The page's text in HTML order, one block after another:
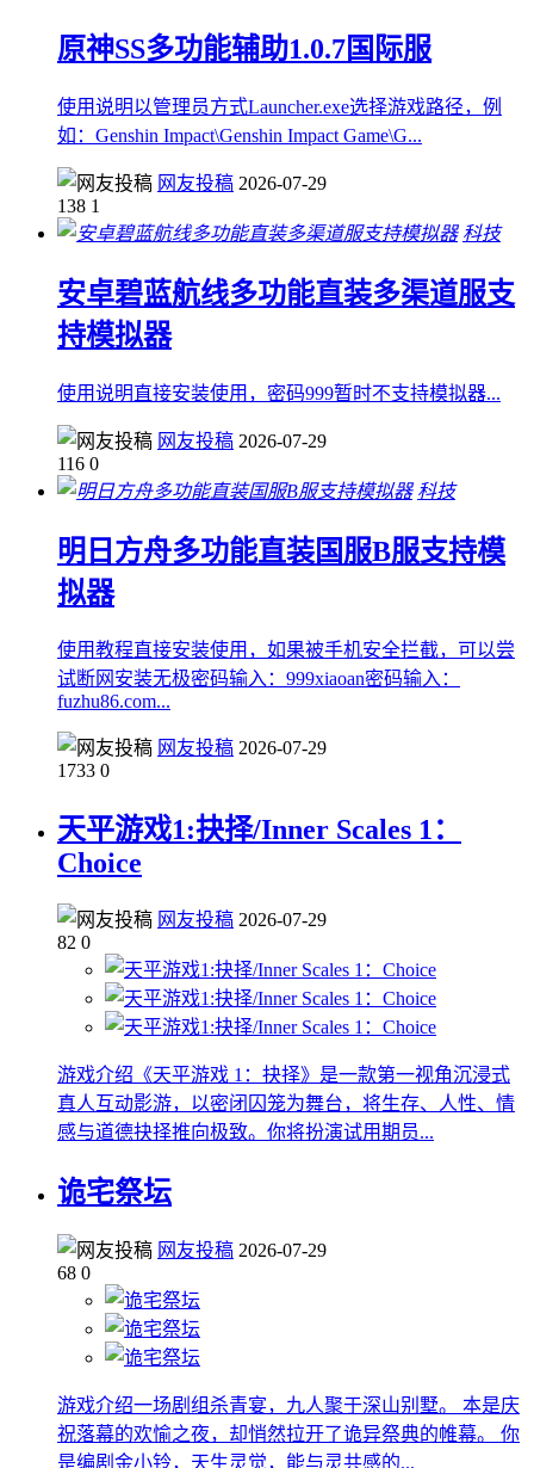
原神SS多功能辅助1.0.7国际服
使用说明以管理员方式Launcher.exe选择游戏路径，例
如：Genshin Impact\Genshin Impact Game\G...
网友投稿 2026-07-29
138 1
科技
安卓碧蓝航线多功能直装多渠道服支
持模拟器
使用说明直接安装使用，密码999暂时不支持模拟器...
网友投稿 2026-07-29
116 0
科技
明日方舟多功能直装国服B服支持模
拟器
使用教程直接安装使用，如果被手机安全拦截，可以尝
试断网安装无极密码输入：999xiaoan密码输入：
fuzhu86.com...
网友投稿 2026-07-29
1733 0
天平游戏1:抉择/Inner Scales 1：
Choice
网友投稿 2026-07-29
82 0
游戏介绍《天平游戏 1：抉择》是一款第一视角沉浸式
真人互动影游，以密闭囚笼为舞台，将生存、人性、情
感与道德抉择推向极致。你将扮演试用期员...
诡宅祭坛
网友投稿 2026-07-29
68 0
游戏介绍一场剧组杀青宴，九人聚于深山别墅。 本是庆
祝落幕的欢愉之夜，却悄然拉开了诡异祭典的帷幕。 你
是编剧金小铃，天生灵觉，能与灵共感的...